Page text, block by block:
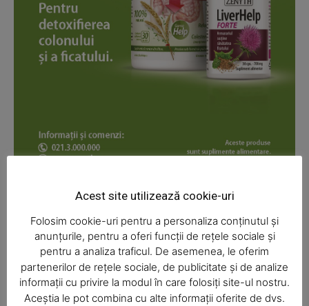
SUBSCRIBE NOW
Acest site utilizează cookie-uri
Folosim cookie-uri pentru a personaliza conținutul și
anunțurile, pentru a oferi funcții de rețele sociale și
pentru a analiza traficul. De asemenea, le oferim
partenerilor de rețele sociale, de publicitate și de analize
informații cu privire la modul în care folosiți site-ul nostru.
Aceștia le pot combina cu alte informații oferite de dvs.